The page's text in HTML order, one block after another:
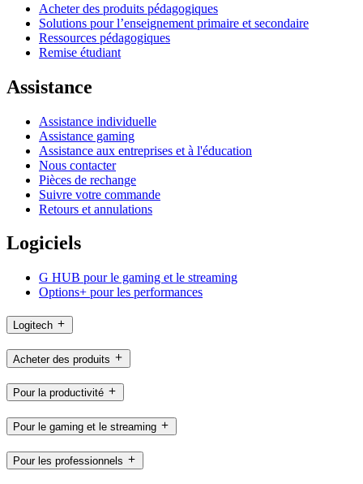
Acheter des produits pédagogiques
Solutions pour l’enseignement primaire et secondaire
Ressources pédagogiques
Remise étudiant
Assistance
Assistance individuelle
Assistance gaming
Assistance aux entreprises et à l'éducation
Nous contacter
Pièces de rechange
Suivre votre commande
Retours et annulations
Logiciels
G HUB pour le gaming et le streaming
Options+ pour les performances
Logitech
Acheter des produits
Pour la productivité
Pour le gaming et le streaming
Pour les professionnels